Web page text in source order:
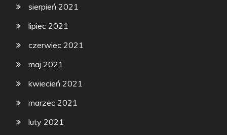
sierpień 2021
lipiec 2021
czerwiec 2021
maj 2021
kwiecień 2021
marzec 2021
luty 2021